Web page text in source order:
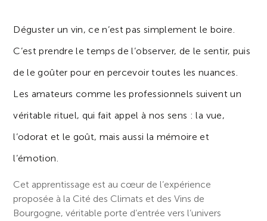
Déguster un vin, ce n’est pas simplement le boire.
C’est prendre le temps de l’observer, de le sentir, puis
de le goûter pour en percevoir toutes les nuances.
Les amateurs comme les professionnels suivent un
véritable rituel, qui fait appel à nos sens : la vue,
l’odorat et le goût, mais aussi la mémoire et
l’émotion.
Cet apprentissage est au cœur de l’expérience
proposée à la Cité des Climats et des Vins de
Bourgogne, véritable porte d’entrée vers l’univers